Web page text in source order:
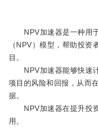
NPV加速器是一种用于
（NPV）模型，帮助投资
目。
NPV加速器能够快速计
项目的风险和回报，从而
据。
NPV加速器在提升投资
用。